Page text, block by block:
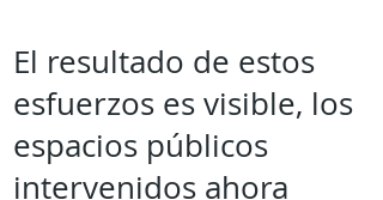
El resultado de estos
esfuerzos es visible, los
espacios públicos
intervenidos ahora